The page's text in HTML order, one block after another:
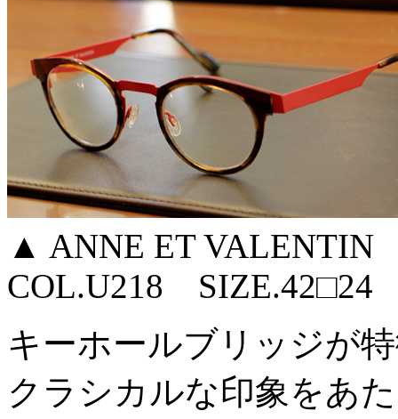
▲ ANNE ET
COL.U218
キーホールブリッジが
クラシカルな印象をあ